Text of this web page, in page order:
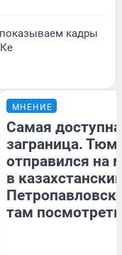
кадры
МНЕНИЕ
Самая
заграница.
отправился на
в
там посмотреть